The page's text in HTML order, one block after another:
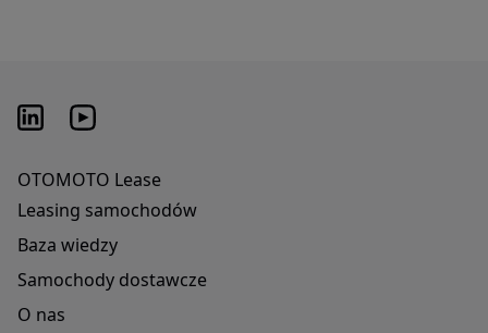
OTOMOTO Lease
Leasing samochodów
Baza wiedzy
Samochody dostawcze
O nas